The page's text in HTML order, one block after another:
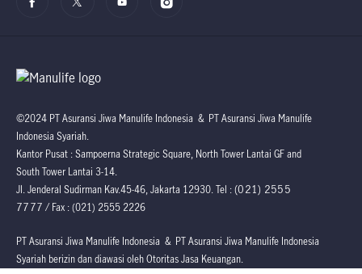
©2024 PT Asuransi Jiwa Manulife Indonesia & PT Asuransi Jiwa Manulife
Indonesia Syariah.
Kantor Pusat : Sampoerna Strategic Square, North Tower Lantai GF and
South Tower Lantai 3-14.
Jl. Jenderal Sudirman Kav.45-46, Jakarta 12930. Tel :(021) 2555
7777 / Fax : (021) 2555 2226
PT Asuransi Jiwa Manulife Indonesia & PT Asuransi Jiwa Manulife Indonesia
Syariah berizin dan diawasi oleh Otoritas Jasa Keuangan.